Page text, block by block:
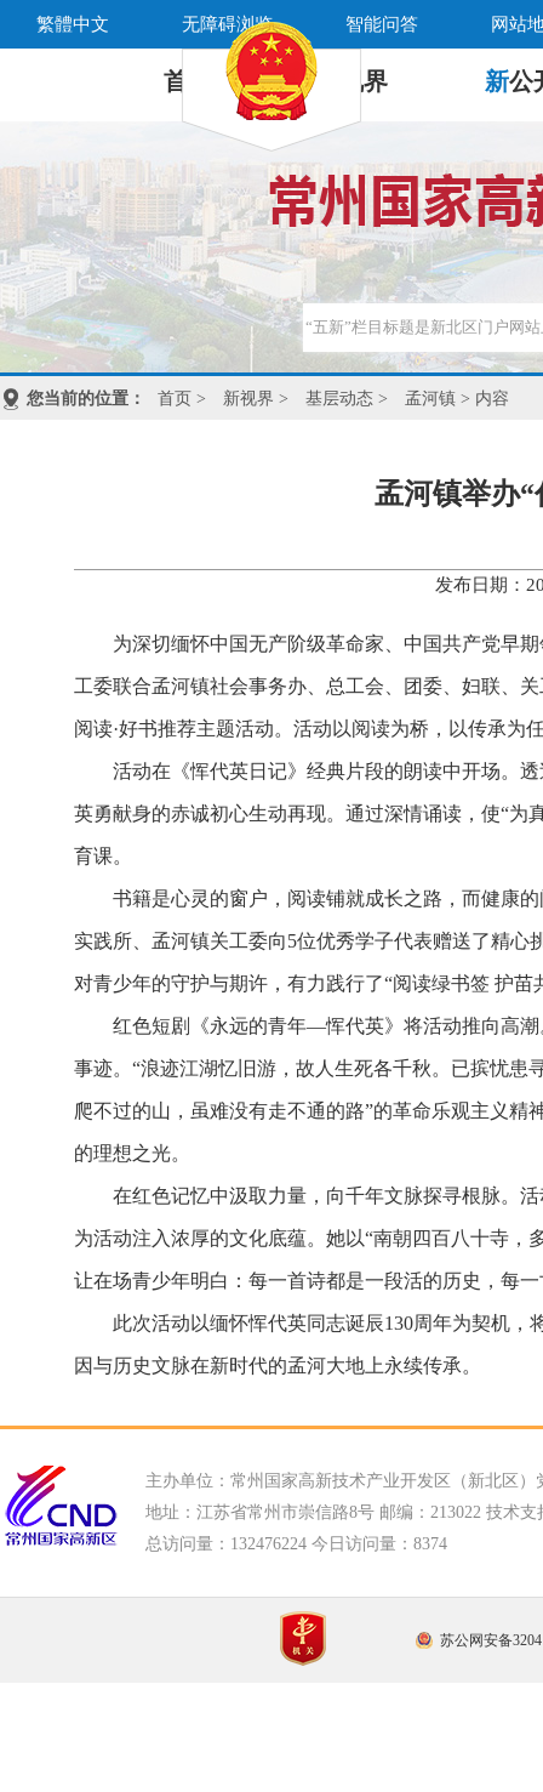
繁體中文 无障碍浏览 智能问答 网站
首 页 新 视界 新公
您当前的位置： 首页 > 新视界 > 基层动态 > 孟河镇 > 内容
孟河镇举办
发布日期：
为深切缅怀中国无产阶级革命家、中国共产党早
工委联合孟河镇社会事务办、总工会、团委、妇联、
阅读·好书推荐主题活动。活动以阅读为桥，以传承
活动在《恽代英日记》经典片段的朗读中开场。
英勇献身的赤诚初心生动再现。通过深情诵读，使“
育课。
书籍是心灵的窗户，阅读铺就成长之路，而健康
实践所、孟河镇关工委向5位优秀学子代表赠送了精
对青少年的守护与期许，有力践行了“阅读绿书签 护苗
红色短剧《永远的青年—恽代英》将活动推向高
事迹。“浪迹江湖忆旧游，故人生死各千秋。已摈忧患
爬不过的山，虽难没有走不通的路”的革命乐观主义
的理想之光。
在红色记忆中汲取力量，向千年文脉探寻根脉。
为活动注入浓厚的文化底蕴。她以“南朝四百八十寺
让在场青少年明白：每一首诗都是一段活的历史，每
此次活动以缅怀恽代英同志诞辰130周年为契机
因与历史文脉在新时代的孟河大地上永续传承。
主办单位：常州国家高新技术产业开发区（新北区）
地址：江苏省常州市崇信路8号 邮编：213022 技术支
总访问量： 132476224 今日访问量： 8374
苏公网安备